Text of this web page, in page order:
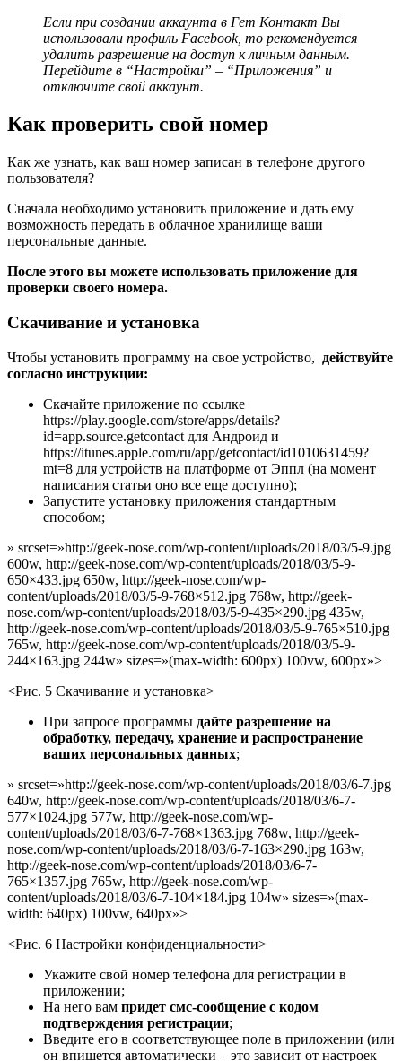
Если при создании аккаунта в Гет Контакт Вы
использовали профиль Facebook, то рекомендуется
удалить разрешение на доступ к личным данным.
Перейдите в “Настройки” – “Приложения” и
отключите свой аккаунт.
Как проверить свой номер
Как же узнать, как ваш номер записан в телефоне другого
пользователя?
Сначала необходимо установить приложение и дать ему
возможность передать в облачное хранилище ваши
персональные данные.
После этого вы можете использовать приложение для
проверки своего номера.
Скачивание и установка
Чтобы установить программу на свое устройство, действуйте
согласно инструкции:
Скачайте приложение по ссылке
https://play.google.com/store/apps/details?
id=app.source.getcontact для Андроид и
https://itunes.apple.com/ru/app/getcontact/id1010631459?
mt=8 для устройств на платформе от Эппл (на момент
написания статьи оно все еще доступно);
Запустите установку приложения стандартным
способом;
» srcset=»http://geek-nose.com/wp-content/uploads/2018/03/5-9.jpg
600w, http://geek-nose.com/wp-content/uploads/2018/03/5-9-
650×433.jpg 650w, http://geek-nose.com/wp-
content/uploads/2018/03/5-9-768×512.jpg 768w, http://geek-
nose.com/wp-content/uploads/2018/03/5-9-435×290.jpg 435w,
http://geek-nose.com/wp-content/uploads/2018/03/5-9-765×510.jpg
765w, http://geek-nose.com/wp-content/uploads/2018/03/5-9-
244×163.jpg 244w» sizes=»(max-width: 600px) 100vw, 600px»>
<Рис. 5 Скачивание и установка>
При запросе программы дайте разрешение на
обработку, передачу, хранение и распространение
ваших персональных данных;
» srcset=»http://geek-nose.com/wp-content/uploads/2018/03/6-7.jpg
640w, http://geek-nose.com/wp-content/uploads/2018/03/6-7-
577×1024.jpg 577w, http://geek-nose.com/wp-
content/uploads/2018/03/6-7-768×1363.jpg 768w, http://geek-
nose.com/wp-content/uploads/2018/03/6-7-163×290.jpg 163w,
http://geek-nose.com/wp-content/uploads/2018/03/6-7-
765×1357.jpg 765w, http://geek-nose.com/wp-
content/uploads/2018/03/6-7-104×184.jpg 104w» sizes=»(max-
width: 640px) 100vw, 640px»>
<Рис. 6 Настройки конфиденциальности>
Укажите свой номер телефона для регистрации в
приложении;
На него вам придет смс-сообщение с кодом
подтверждения регистрации;
Введите его в соответствующее поле в приложении (или
он впишется автоматически – это зависит от настроек